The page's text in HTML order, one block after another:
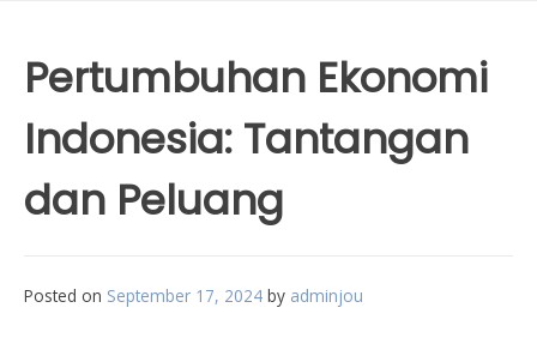
Pertumbuhan Ekonomi
Indonesia: Tantangan
dan Peluang
Posted on September 17, 2024 by adminjou